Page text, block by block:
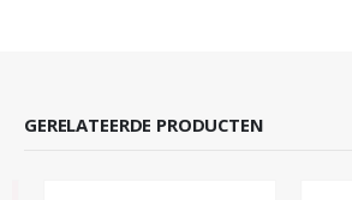
GERELATEERDE PRODUCTEN